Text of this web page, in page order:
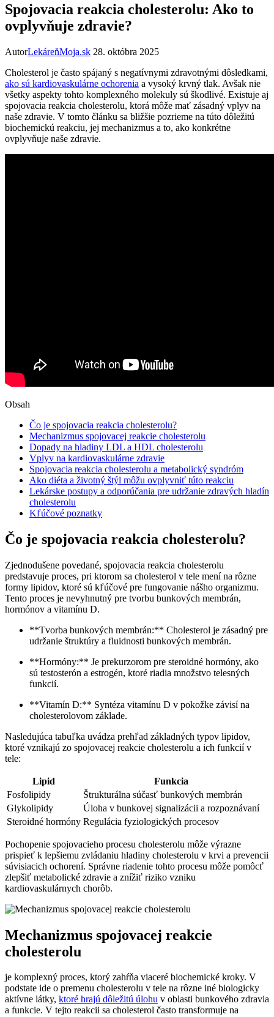
Spojovacia reakcia cholesterolu: Ako to
ovplyvňuje zdravie?
AutorLekáreňMoja.sk 28. októbra 2025
Cholesterol je často spájaný s negatívnymi zdravotnými dôsledkami,
ako sú kardiovaskulárne ochorenia a vysoký krvný tlak. Avšak nie
všetky aspekty tohto komplexného molekuly sú škodlivé. Existuje aj
spojovacia reakcia cholesterolu, ktorá môže mať zásadný vplyv na
naše zdravie. V tomto článku sa bližšie pozrieme na túto dôležitú
biochemickú reakciu, jej mechanizmus a to, ako konkrétne
ovplyvňuje naše zdravie.
Obsah
Čo je spojovacia reakcia cholesterolu?
Mechanizmus spojovacej reakcie cholesterolu
Dopady na hladiny LDL a HDL cholesterolu
Vplyv na kardiovaskulárne zdravie
Spojovacia reakcia cholesterolu a metabolický syndróm
Ako diéta a životný štýl môžu ovplyvniť túto reakciu
Lekárske postupy a odporúčania pre udržanie zdravých hladín
cholesterolu
Kľúčové poznatky
Čo je spojovacia reakcia cholesterolu?
Zjednodušene povedané, spojovacia reakcia cholesterolu
predstavuje proces, pri ktorom sa cholesterol v tele mení na rôzne
formy lipidov, ktoré sú kľúčové pre fungovanie nášho organizmu.
Tento proces je nevyhnutný pre tvorbu bunkových membrán,
hormónov a vitamínu D.
**Tvorba bunkových membrán:** Cholesterol je zásadný pre
udržanie štruktúry a fluidnosti bunkových membrán.
**Hormóny:** Je prekurzorom pre steroidné hormóny, ako
sú testosterón a estrogén, ktoré riadia množstvo telesných
funkcií.
**Vitamín D:** Syntéza vitamínu D v pokožke závisí na
cholesterolovom základe.
Nasledujúca tabuľka uvádza prehľad základných typov lipidov,
ktoré vznikajú zo spojovacej reakcie cholesterolu a ich funkcií v
tele:
Lipid
Funkcia
Fosfolipidy
Štrukturálna súčasť bunkových membrán
Glykolipidy
Úloha v bunkovej signalizácii a rozpoznávaní
Steroidné hormóny Regulácia fyziologických procesov
Pochopenie spojovacieho procesu cholesterolu môže výrazne
prispieť k lepšiemu zvládaniu hladiny cholesterolu v krvi a prevencii
súvisiacich ochorení. Správne riadenie tohto procesu môže pomôcť
zlepšiť metabolické zdravie a znížiť riziko vzniku
kardiovaskulárnych chorôb.
Mechanizmus spojovacej reakcie
cholesterolu
je komplexný proces, ktorý zahŕňa viaceré biochemické kroky. V
podstate ide o premenu cholesterolu v tele na rôzne iné biologicky
aktívne látky, ktoré hrajú dôležitú úlohu v oblasti bunkového zdravia
a funkcie. V tejto reakcii sa cholesterol často transformuje na